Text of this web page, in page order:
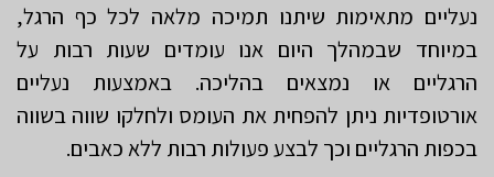
נעליים מתאימות שיתנו תמיכה מלאה לכל כף הרגל,
במיוחד שבמהלך היום אנו עומדים שעות רבות על
הרגליים או נמצאים בהליכה. באמצעות נעליים
אורטופדיות ניתן להפחית את העומס ולחלקו שווה בשווה
בכפות הרגליים וכך לבצע פעולות רבות ללא כאבים.